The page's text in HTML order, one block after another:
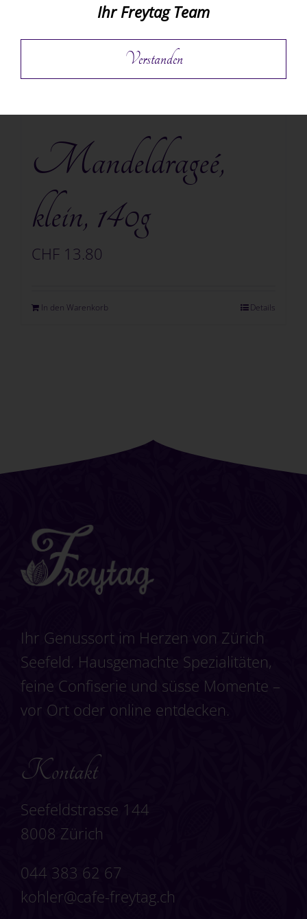
Mandeldrageé,
klein, 140g
CHF 13.80
In den Warenkorb Details
Ihr Genussort im Herzen von Zürich
Seefeld. Hausgemachte Spezialitäten,
feine Confiserie und süsse Momente –
vor Ort oder online entdecken.
Kontakt
Seefeldstrasse 144
8008 Zürich
044 383 62 67
kohler@cafe-freytag.ch
Ihr Freytag Team
Verstanden